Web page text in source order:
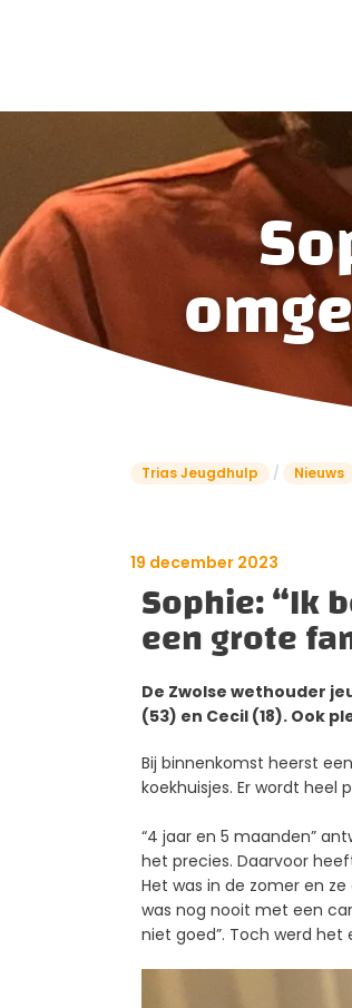
Trias Jeugdhulp / Nieuws
19 december 2023
Sophie: “Ik
een grote
De Zwolse wethouder
(53) en Cecil (18). Ook
Bij binnenkomst heerst
koekhuisjes. Er wordt
“4 jaar en 5 maanden”
het precies. Daarvoor
Het was in de zomer en
was nog nooit met een
niet goed”. Toch werd het